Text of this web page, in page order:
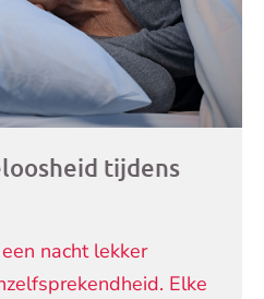
tijdens
nacht lekker
Elke